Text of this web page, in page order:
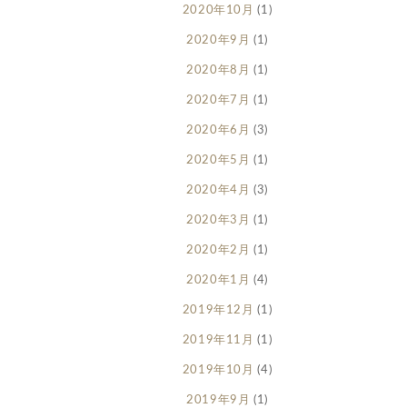
2020年10月 (1)
2020年9月 (1)
2020年8月 (1)
2020年7月 (1)
2020年6月 (3)
2020年5月 (1)
2020年4月 (3)
2020年3月 (1)
2020年2月 (1)
2020年1月 (4)
2019年12月 (1)
2019年11月 (1)
2019年10月 (4)
2019年9月 (1)